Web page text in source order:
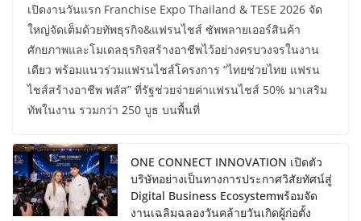
เปิดงานวันแรก Franchise Expo Thailand & TESE 2026 จัด
ใหญ่จัดเต็มด้วยทัพธุรกิจ&แฟรนไชส์ ซัพพลายเออร์สินค้า
ศักยภาพและโมเดลธุรกิจสร้างอาชีพไว้อย่างครบวงจรในงาน
เดียว พร้อมแนวร่วมแฟรนไชส์โครงการ “ไทยช่วยไทย แฟรน
ไชส์สร้างอาชีพ พลัส” ที่รัฐช่วยจ่ายค่าแฟรนไชส์ 50% มาเสริม
ทัพในงาน รวมกว่า 250 บูธ บนพื้นที่
ONE CONNECT INNOVATION เปิดตัว
บริษัทอย่างเป็นทางการประกาศวิสัยทัศน์สู่
Digital Business Ecosystemพร้อมจัด
งานเฉลิมฉลองวันคล้ายวันเกิดผู้ก่อตั้ง